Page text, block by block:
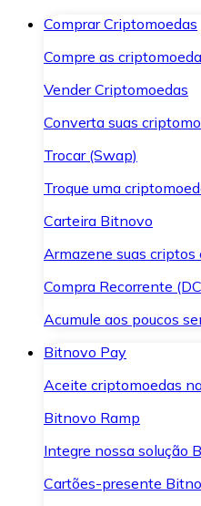
Comprar Criptomoedas
Compre as
Vender Criptomoedas
Converta suas
Trocar (Swap)
Troque uma
Carteira Bitnovo
Armazene suas
Compra Recorrente
Acumule aos poucos
Bitnovo Pay
Aceite criptomoedas
Bitnovo Ramp
Integre nossa solução
Cartões-presente